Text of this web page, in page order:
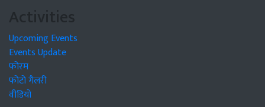
Activities
Upcoming Events
Events Update
फोरम
फोटो गैलरी
वीडियो